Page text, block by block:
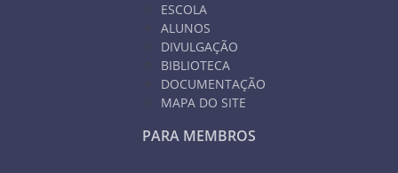
ESCOLA
ALUNOS
DIVULGAÇÃO
BIBLIOTECA
DOCUMENTAÇÃO
MAPA DO SITE
PARA MEMBROS